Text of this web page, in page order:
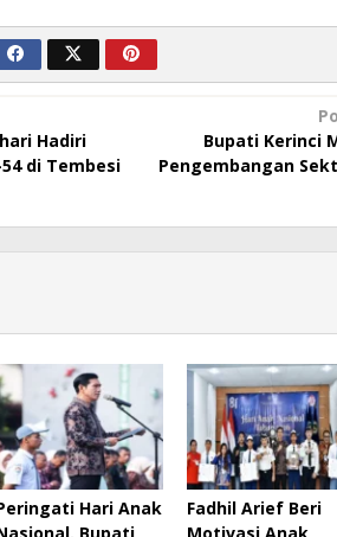
Hadiri
di Tembesi
Bupati Kerinci
Pengembangan
Hari Anak
Fadhil Arief Beri